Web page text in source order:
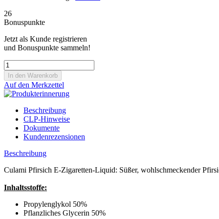
26
Bonuspunkte
Jetzt als Kunde registrieren
und Bonuspunkte sammeln!
Auf den Merkzettel
Beschreibung
CLP-Hinweise
Dokumente
Kundenrezensionen
Beschreibung
Culami Pfirsich E-Zigaretten-Liquid: Süßer, wohlschmeckender
Inhaltsstoffe:
Propylenglykol 50%
Pflanzliches Glycerin 50%